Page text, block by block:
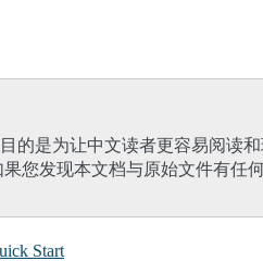
的是为让中文读者更容易阅读
果您发现本文档与原始文件有任
Start